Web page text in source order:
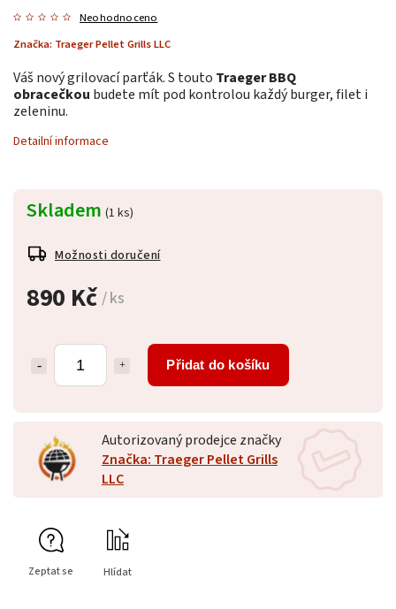
Neohodnoceno
Značka: Traeger Pellet Grills LLC
890 Kč / ks
Přidat do košíku
Skladem (1 ks)
Možnosti doručení
Váš nový grilovací parťák.S touto Traeger BBQ
obracečkou budete mít pod kontrolou každý burger, filet i
zeleninu.
Detailní informace
Autorizovaný prodejce značky
Značka: Traeger Pellet Grills
LLC
Zeptat se Hlídat